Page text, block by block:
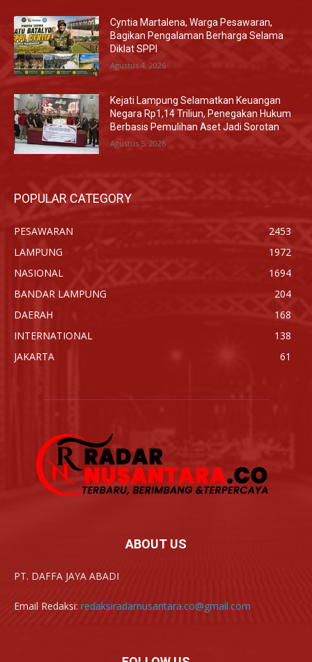
Cyntia Martalena, Warga Pesawaran,
Bagikan Pengalaman Berharga Selama
Diklat SPPI
Agustus 4, 2026
Kejati Lampung Selamatkan Keuangan
Negara Rp1,14 Triliun, Penegakan Hukum
Berbasis Pemulihan Aset Jadi Sorotan
Agustus 5, 2026
POPULAR CATEGORY
PESAWARAN
2453
LAMPUNG
1972
NASIONAL
1694
BANDAR LAMPUNG
204
DAERAH
168
INTERNATIONAL
138
JAKARTA
61
ABOUT US
PT. DAFFA JAYA ABADI
Email Redaksi: redaksiradarnusantara.co@gmail.com